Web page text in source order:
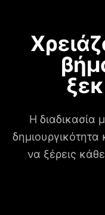
Η διαδικασία
να ξέρεις κάθε